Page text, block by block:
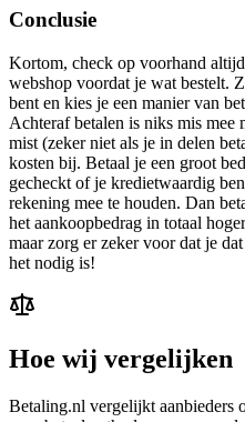
Conclusie
Kortom, check op voorhand
webshop voordat je wat bestelt.
bent en kies je een manier van
Achteraf betalen is niks mis
mist (zeker niet als je in delen
kosten bij. Betaal je een groot
gecheckt of je kredietwaardig
rekening mee te houden. Dan
het aankoopbedrag in totaal
maar zorg er zeker voor dat je
het nodig is!
Hoe wij vergelijken
Betaling.nl vergelijkt aanbieders